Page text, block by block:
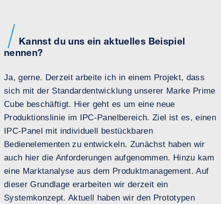
Kannst du uns ein aktuelles Beispiel
nennen?
Ja, gerne. Derzeit arbeite ich in einem Projekt, dass
sich mit der Standardentwicklung unserer Marke Prime
Cube beschäftigt. Hier geht es um eine neue
Produktionslinie im IPC-Panelbereich. Ziel ist es, einen
IPC-Panel mit individuell bestückbaren
Bedienelementen zu entwickeln. Zunächst haben wir
auch hier die Anforderungen aufgenommen. Hinzu kam
eine Marktanalyse aus dem Produktmanagement. Auf
dieser Grundlage erarbeiten wir derzeit ein
Systemkonzept. Aktuell haben wir den Prototypen